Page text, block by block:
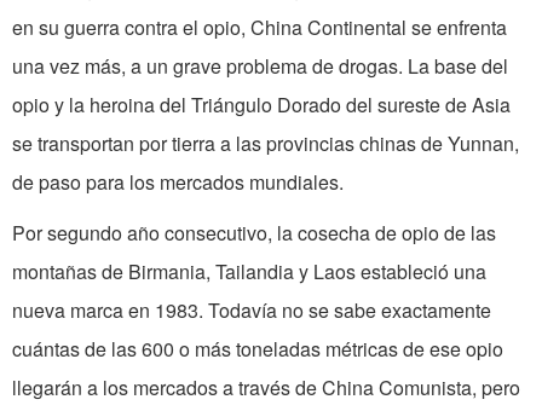
en su guerra contra el opio, China Continental se enfrenta
una vez más, a un grave problema de drogas. La base del
opio y la heroina del Triángulo Dorado del sureste de Asia
se transportan por tierra a las provincias chinas de Yunnan,
de paso para los mercados mundiales.
Por segundo año consecutivo, la cosecha de opio de las
montañas de Birmania, Tailandia y Laos estableció una
nueva marca en 1983. Todavía no se sabe exactamente
cuántas de las 600 o más toneladas métricas de ese opio
llegarán a los mercados a través de China Comunista, pero